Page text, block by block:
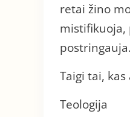
retai žino
mistifikuoja,
postringauja.
Taigi tai,
Teologija